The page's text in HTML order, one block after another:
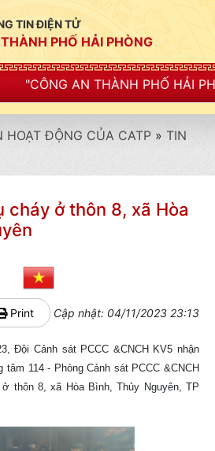
TIN ĐIỆN TỬ
PHỐ HẢI PHÒNG
PHỐ HẢI PHÒNG SIẾT
HOẠT ĐỘNG CỦA CATP » TIN
cháy ở thôn 8, xã Hòa
Print Cập nhật: 04/11/2023 23:13
Đội Cảnh sát PCCC &CNCH KV5 nhận
114 - Phòng Cảnh sát PCCC &CNCH
thôn 8, xã Hòa Bình, Thủy Nguyên, TP